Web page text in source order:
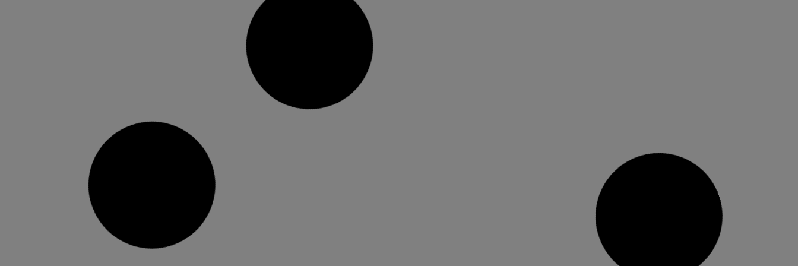
Torrent presenta les obres
guanyadores dels Premis literaris
‘Ciutat de Torrent’
Josep Vicent Palacios Bellver, amb l’obra
“Germània: Temps de revolta”, és el guanyador
de la XXI edició del Premi de Narrativa Juvenil,
Marisol González Felip, amb l’obra ‘Rogles’, va
guanyar la XIV edició del Premi de Poesia. La
Casa de la Cultura de Torrent va acollir este